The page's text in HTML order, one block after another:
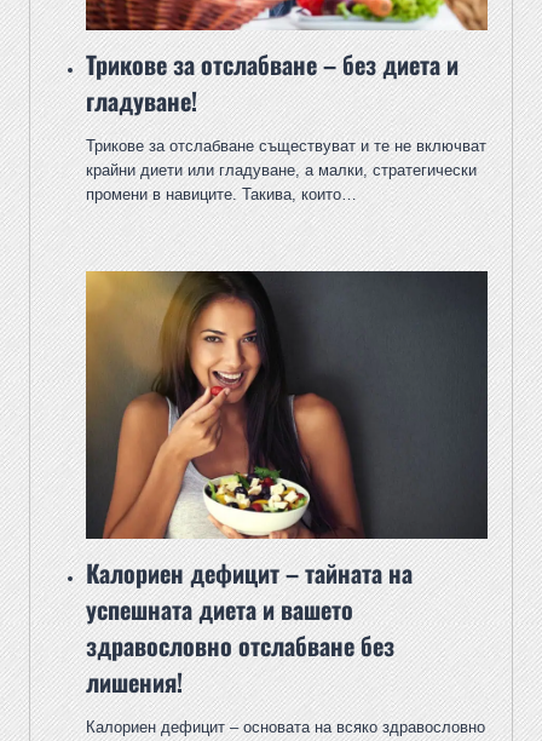
Трикове за отслабване – без диета и
гладуване!
Трикове за отслабване съществуват и те не включват
крайни диети или гладуване, а малки, стратегически
промени в навиците. Такива, които…
Калориен дефицит – тайната на
успешната диета и вашето
здравословно отслабване без
лишения!
Калориен дефицит – основата на всяко здравословно